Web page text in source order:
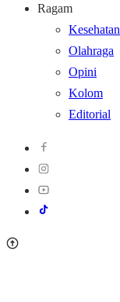
Ragam
Kesehatan
Olahraga
Opini
Kolom
Editorial